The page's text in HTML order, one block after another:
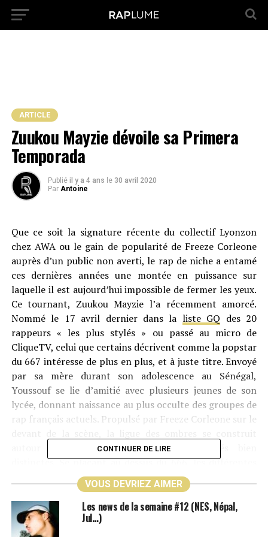
ARTICLE
Zuukou Mayzie dévoile sa Primera
Temporada
Publié il y a 4 ans le 30 avril 2020
Par Antoine
Que ce soit la signature récente du collectif Lyonzon
chez AWA ou le gain de popularité de Freeze Corleone
auprès d’un public non averti, le rap de niche a entamé
ces dernières années une montée en puissance sur
laquelle il est aujourd’hui impossible de fermer les yeux.
Ce tournant, Zuukou Mayzie l’a récemment amorcé.
Nommé le 17 avril dernier dans la liste GQ des 20
rappeurs « les plus stylés » ou passé au micro de
CliqueTV, celui que certains décrivent comme la popstar
du 667 intéresse de plus en plus, et à juste titre. Envoyé
par sa mère durant son adolescence au Sénégal,
Youssouf se lie d’amitié avec plusieurs jeunes de son
lycée, donnant naissance au plus occulte des groupes de
rap français actuels. Propulsé par Freeze Corleone sur le
autour de codes spécifiques et d’identités bien
distinctes. Se plaçant au dessus du 666, les différentes
entités se réunissent autour d’un même état d’esprit.
Car s’ils partagent une passion commune, chaque
individu se détache de par ses projets respectifs, à
l’image de Zuukou Mayzie depuis
2017. Phrasé lancinant, intonation enivrante, l’univers
CONTINUER DE LIRE
VOUS DEVRIEZ AIMER
Les news de la semaine #12 (NES, Népal,
Jul…)